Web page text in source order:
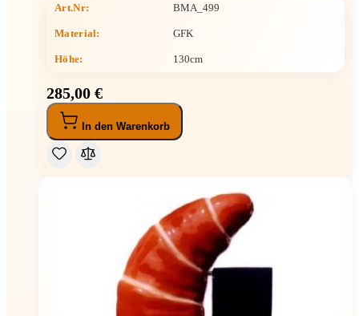
Art.Nr: BMA_499
Material: GFK
Höhe: 130cm
285,00 €
In den Warenkorb